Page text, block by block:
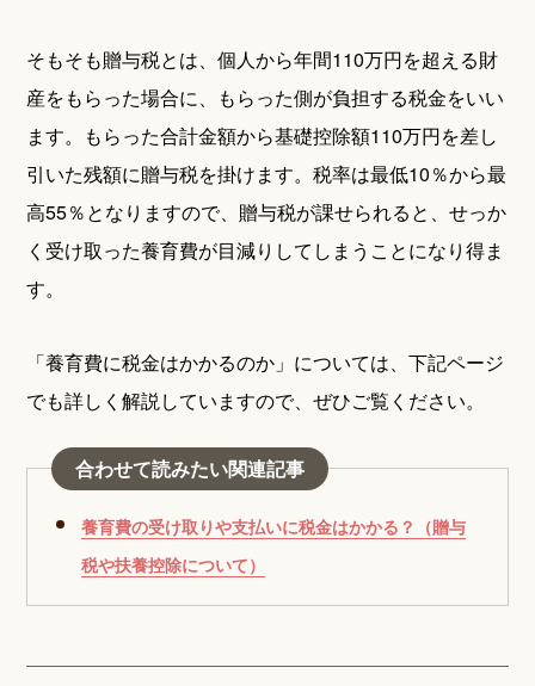
そもそも贈与税とは、個人から年間110万円を超える財
産をもらった場合に、もらった側が負担する税金をいい
ます。もらった合計金額から基礎控除額110万円を差し
引いた残額に贈与税を掛けます。税率は最低10％から最
高55％となりますので、贈与税が課せられると、せっか
く受け取った養育費が目減りしてしまうことになり得ま
す。
「養育費に税金はかかるのか」については、下記ページ
でも詳しく解説していますので、ぜひご覧ください。
合わせて読みたい関連記事
養育費の受け取りや支払いに税金はかかる？（贈与
税や扶養控除について）